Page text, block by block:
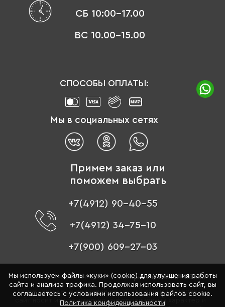
СБ 10:00-17.00
ВС 10.00-15.00
СПОСОБЫ ОПЛАТЫ:
Мы в социальных сетях
Примем заказ или
поможем выбрать
+7(4912) 90-40-55
+7(4912) 34-75-10
+7(900) 609-27-03
© 1996 - 2026 «Цвет мебели» –интернет-магазин мебели
Обращаем ваше внимание на то, что данный интернет-
сайт носит исключительно информационный характер и
Мы используем файлы «куки» (cookie) для улучшения работы
сайта и анализа трафика. Продолжая использовать сайт, вы
соглашаетесь с условиями использования файлов cookie.
Политика конфиденциальности